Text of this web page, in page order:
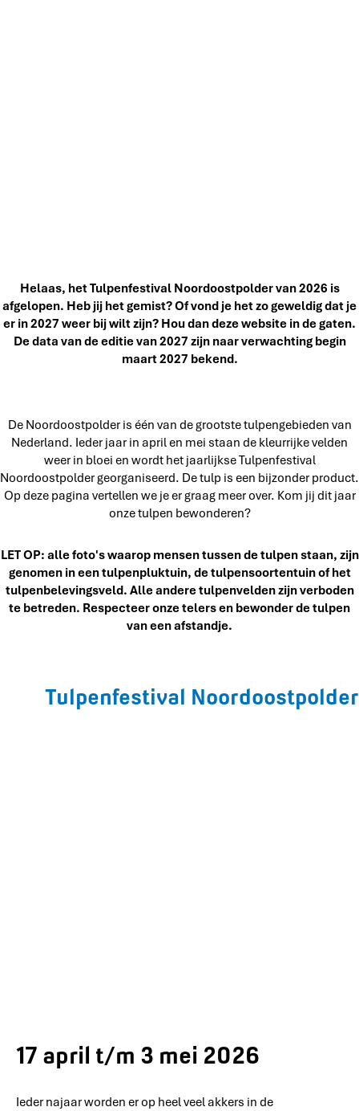
Helaas, het Tulpenfestival Noordoostpolder van 2026 is
afgelopen. Heb jij het gemist? Of vond je het zo geweldig dat je
er in 2027 weer bij wilt zijn? Hou dan deze website in de gaten.
De data van de editie van 2027 zijn naar verwachting begin
maart 2027 bekend.
De Noordoostpolder is één van de grootste tulpengebieden van
Nederland. Ieder jaar in april en mei staan de kleurrijke velden
weer in bloei en wordt het jaarlijkse Tulpenfestival
Noordoostpolder georganiseerd. De tulp is een bijzonder product.
Op deze pagina vertellen we je er graag meer over. Kom jij dit jaar
onze tulpen bewonderen?
LET OP: alle foto's waarop mensen tussen de tulpen staan, zijn
genomen in een tulpenpluktuin, de tulpensoortentuin of het
tulpenbelevingsveld. Alle andere tulpenvelden zijn verboden
te betreden. Respecteer onze telers en bewonder de tulpen
van een afstandje.
Tulpenfestival Noordoostpolder
17 april t/m 3 mei 2026
Ieder najaar worden er op heel veel akkers in de